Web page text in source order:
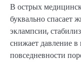
В острых
буквально спасает
эклампсии,
снижает давление
повседневности